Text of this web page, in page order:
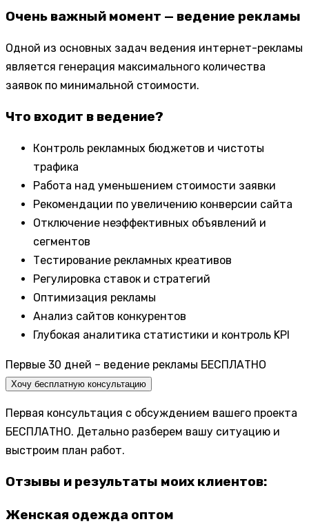
Очень важный момент — ведение рекламы
Одной из основных задач ведения интернет-рекламы
является генерация максимального количества
заявок по минимальной стоимости.
Что входит в ведение?
Контроль рекламных бюджетов и чистоты
трафика
Работа над уменьшением стоимости заявки
Рекомендации по увеличению конверсии сайта
Отключение неэффективных объявлений и
сегментов
Тестирование рекламных креативов
Регулировка ставок и стратегий
Оптимизация рекламы
Анализ сайтов конкурентов
Глубокая аналитика статистики и контроль KPI
Первые 30 дней – ведение рекламы БЕСПЛАТНО
Хочу бесплатную консультацию
Первая консультация с обсуждением вашего проекта
БЕСПЛАТНО. Детально разберем вашу ситуацию и
выстроим план работ.
Отзывы и результаты моих клиентов:
Женская одежда оптом